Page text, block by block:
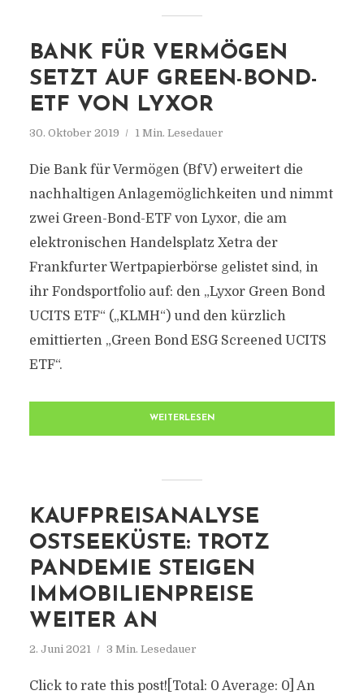
BANK FÜR VERMÖGEN
SETZT AUF GREEN-BOND-
ETF VON LYXOR
30. Oktober 2019 1 Min. Lesedauer
Die Bank für Vermögen (BfV) erweitert die
nachhaltigen Anlagemöglichkeiten und nimmt
zwei Green-Bond-ETF von Lyxor, die am
elektronischen Handelsplatz Xetra der
Frankfurter Wertpapierbörse gelistet sind, in
ihr Fondsportfolio auf: den „Lyxor Green Bond
UCITS ETF“ („KLMH“) und den kürzlich
emittierten „Green Bond ESG Screened UCITS
ETF“.
WEITERLESEN
KAUFPREISANALYSE
OSTSEEKÜSTE: TROTZ
PANDEMIE STEIGEN
IMMOBILIENPREISE
WEITER AN
2. Juni 2021 3 Min. Lesedauer
Click to rate this post![Total: 0 Average: 0] An